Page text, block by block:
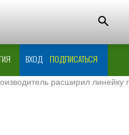
ВХОД ПОДПИСАТЬСЯ
расширил линейку поставок